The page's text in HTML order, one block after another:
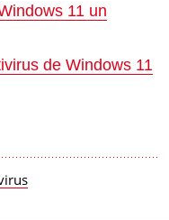
11 un
de Windows 11